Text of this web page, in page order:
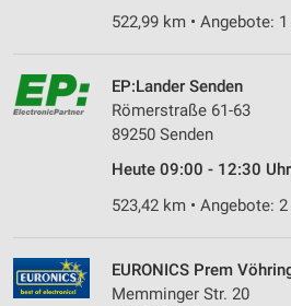
522,99 km • Angebote:
EP:Lander Senden
Römerstraße 61-63
89250 Senden
Heute 09:00 - 12:30
523,42 km • Angebote:
EURONICS Prem
Memminger Str. 20
Wir nutzen Ihre Daten für folgende Zwecke:
Speichern von oder Zugriff auf
auf einem Endgerät
Verwendung reduzierter Daten zur
Erstellung von Profilen für
Verwendung von Profilen zur Auswahl
personalisierter Werbung